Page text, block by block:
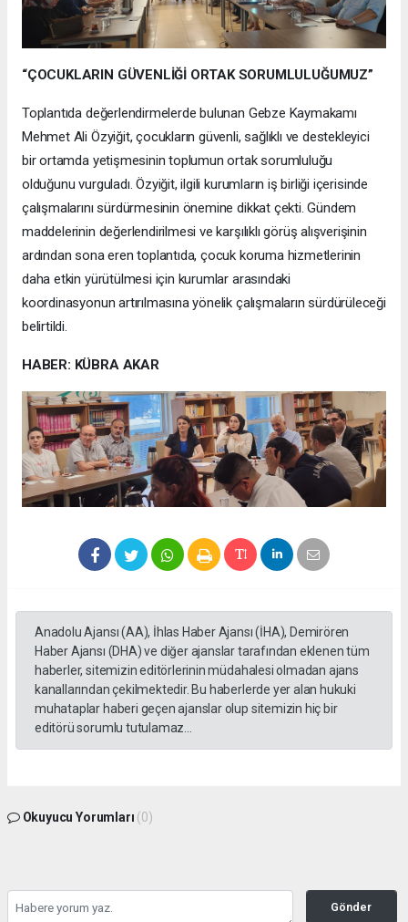
“ÇOCUKLARIN GÜVENLİĞİ ORTAK SORUMLULUĞUMUZ”
Toplantıda değerlendirmelerde bulunan Gebze Kaymakamı
Mehmet Ali Özyiğit, çocukların güvenli, sağlıklı ve destekleyici
bir ortamda yetişmesinin toplumun ortak sorumluluğu
olduğunu vurguladı. Özyiğit, ilgili kurumların iş birliği içerisinde
çalışmalarını sürdürmesinin önemine dikkat çekti. Gündem
maddelerinin değerlendirilmesi ve karşılıklı görüş alışverişinin
ardından sona eren toplantıda, çocuk koruma hizmetlerinin
daha etkin yürütülmesi için kurumlar arasındaki
koordinasyonun artırılmasına yönelik çalışmaların sürdürüleceği
belirtildi.
HABER: KÜBRA AKAR
Anadolu Ajansı (AA), İhlas Haber Ajansı (İHA), Demirören
Haber Ajansı (DHA) ve diğer ajanslar tarafından eklenen tüm
haberler, sitemizin editörlerinin müdahalesi olmadan ajans
kanallarından çekilmektedir. Bu haberlerde yer alan hukuki
muhataplar haberi geçen ajanslar olup sitemizin hiç bir
editörü sorumlu tutulamaz...
Okuyucu Yorumları (0)
Gönder